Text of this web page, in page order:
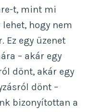
t, mint mi
hogy nem
Ez egy üzenet
– akár egy
dönt, akár egy
dönt –
bizonyítottan a